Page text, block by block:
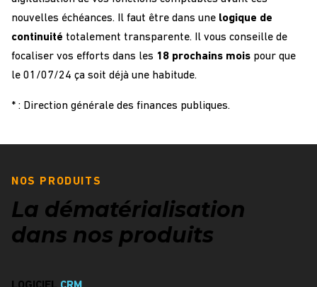
nouvelles échéances. Il faut être dans une logique de
continuité totalement transparente. Il vous conseille de
focaliser vos efforts dans les 18 prochains mois pour que
le 01/07/24 ça soit déjà une habitude.
* : Direction générale des finances publiques.
NOS PRODUITS
La dématérialisation
dans nos produits